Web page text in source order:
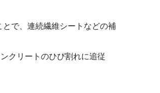
で、連続繊維シートなどの補
クリートのひび割れに追従